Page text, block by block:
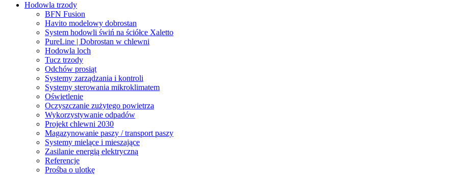
Hodowla trzody
BFN Fusion
Havito modelowy dobrostan
System hodowli świń na ściółce Xaletto
PureLine | Dobrostan w chlewni
Hodowla loch
Tucz trzody
Odchów prosiąt
Systemy zarządzania i kontroli
Systemy sterowania mikroklimatem
Oświetlenie
Oczyszczanie zużytego powietrza
Wykorzystywanie odpadów
Projekt chlewni 2030
Magazynowanie paszy / transport paszy
Systemy mielące i mieszające
Zasilanie energią elektryczną
Referencje
Prośba o ulotkę